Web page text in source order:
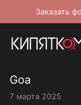
Заказать фотоотчёт
Goa
7 марта 2025